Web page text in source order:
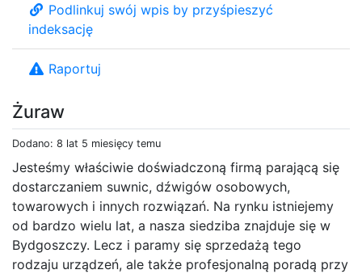
Żuraw
Dodano: 8 lat 5 miesięcy temu
Jesteśmy właściwie doświadczoną firmą parającą się
dostarczaniem suwnic, dźwigów osobowych,
towarowych i innych rozwiązań. Na rynku istniejemy
od bardzo wielu lat, a nasza siedziba znajduje się w
Bydgoszczy. Lecz i paramy się sprzedażą tego
rodzaju urządzeń, ale także profesjonalną poradą przy
Podlinkuj swój wpis by przyśpieszyć
indeksację
Raportuj